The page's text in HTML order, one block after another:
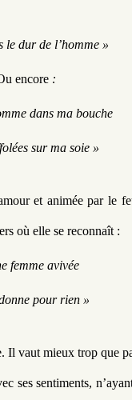
le dur de l’homme »
encore :
dans ma bouche
sur ma soie »
et animée par le
où elle se reconnaît :
femme avivée
pour rien »
Il vaut mieux trop que
ses sentiments,